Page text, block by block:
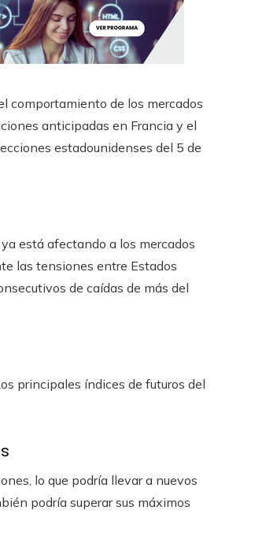
comportamiento de los mercados
anticipadas en Francia y el
estadounidenses del 5 de
está afectando a los mercados
las tensiones entre Estados
de caídas de más del
principales índices de futuros del
lo que podría llevar a nuevos
podría superar sus máximos